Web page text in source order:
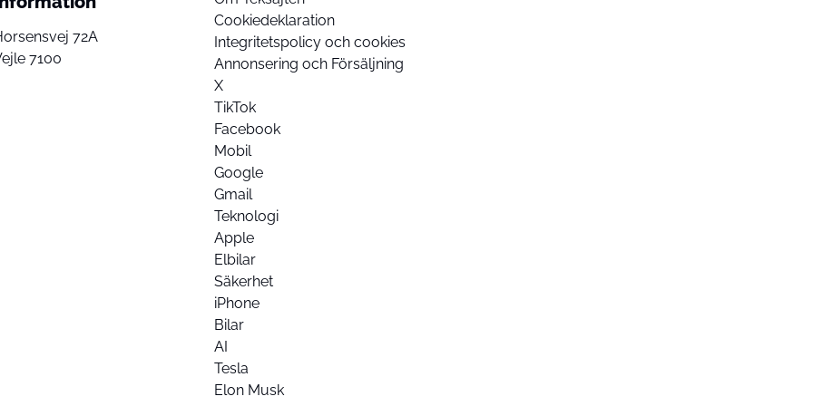
72A
7100
Cookiedeklaration
Integritetspolicy och cookies
Annonsering och Försäljning
X
TikTok
Facebook
Mobil
Google
Gmail
Teknologi
Apple
Elbilar
Säkerhet
iPhone
Bilar
AI
Tesla
Elon Musk